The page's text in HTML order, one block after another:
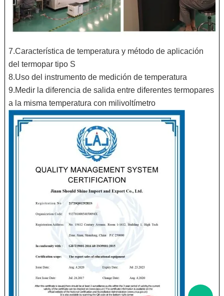
7.Característica de temperatura y método de aplicación
del termopar tipo S
8.Uso del instrumento de medición de temperatura
9.Medir la diferencia de salida entre diferentes termopares
a la misma temperatura con milivoltímetro